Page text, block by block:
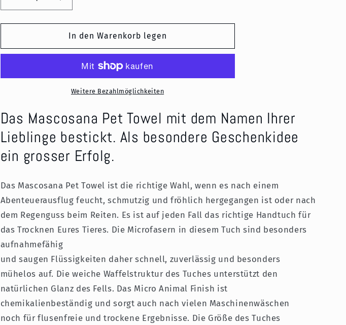
Verringere
die
Menge
Mascosana
Towel
saugstarkes
Handtuch
für
Hunde,
Katzen
Pferde
in
grau
mit
Beschriftung
Erhöhe
die
Menge
für
Mascosana
Towel
saugstarkes
Handtuch
für
Katzen
Pferde
in
grau
mit
Beschriftung
In den Warenkorb legen
Weitere Bezahlmöglichkeiten
Das Mascosana Pet Towel mit dem Namen Ihrer
Lieblinge bestickt. Als besondere Geschenkidee
ein grosser Erfolg.
Das Mascosana Pet Towel ist die richtige Wahl, wenn es nach einem
Abenteuerausflug feucht, schmutzig und fröhlich hergegangen ist oder nach
dem Regenguss beim Reiten. Es ist auf jeden Fall das richtige Handtuch für
das Trocknen Eures Tieres. Die Microfasern in diesem Tuch sind besonders
aufnahmefähig
und saugen Flüssigkeiten daher schnell, zuverlässig und besonders
mühelos auf. Die weiche Waffelstruktur des Tuches unterstützt den
natürlichen Glanz des Fells. Das Micro Animal Finish ist
chemikalienbeständig und sorgt auch nach vielen Maschinenwäschen
noch für flusenfreie und trockene Ergebnisse. Die Größe des Tuches